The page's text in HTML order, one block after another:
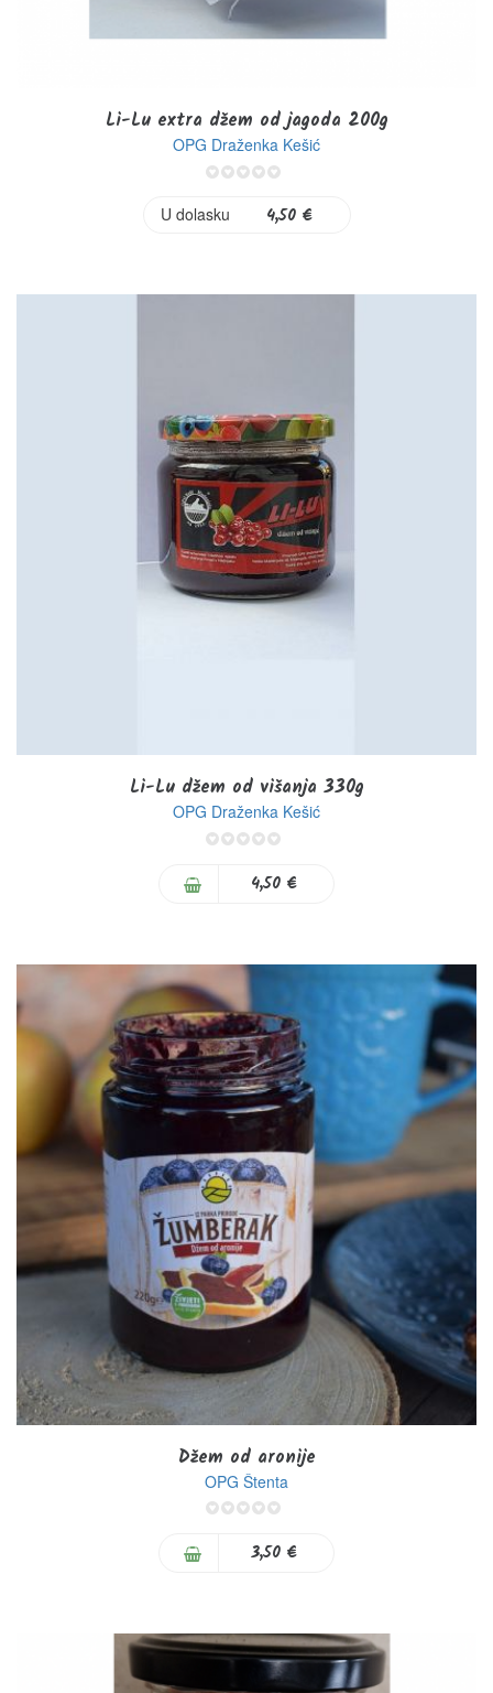
Li-Lu extra džem od jagoda 200g
OPG Draženka Kešić
U dolasku
4,50 €
Li-Lu džem od višanja 330g
OPG Draženka Kešić
4,50 €
Džem od aronije
OPG Štenta
3,50 €